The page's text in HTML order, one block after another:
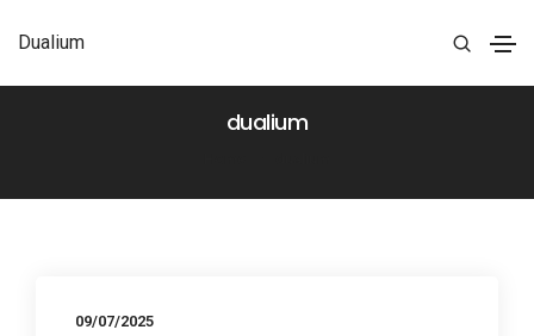
Dualium
dualium
09/07/2025